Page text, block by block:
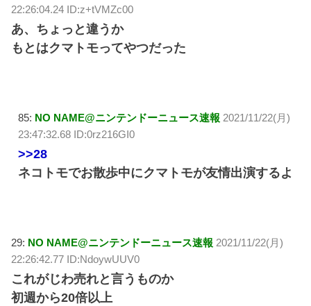
22:26:04.24 ID:z+tVMZc00
あ、ちょっと違うか
もとはクマトモってやつだった
85: NO NAME@ニンテンドーニュース速報 2021/11/22(月)
23:47:32.68 ID:0rz216GI0
>>28
ネコトモでお散歩中にクマトモが友情出演するよ
29: NO NAME@ニンテンドーニュース速報 2021/11/22(月)
22:26:42.77 ID:NdoywUUV0
これがじわ売れと言うものか
初週から20倍以上